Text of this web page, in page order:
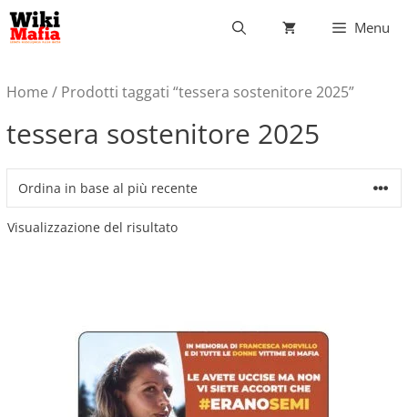
Vai
al
Menu
Home / Prodotti taggati “tessera sostenitore 2025”
tessera sostenitore 2025
Visualizzazione del risultato